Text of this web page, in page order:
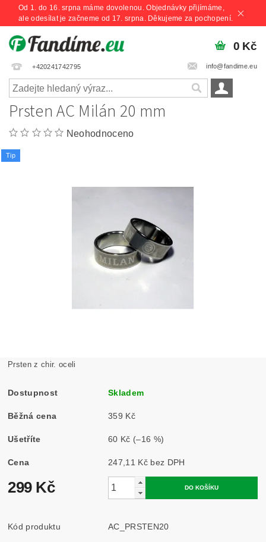
Od 1. do 16. srpna máme dovolenou. Objednávky přijímáme,
ale odesílat je začneme od 17. srpna. Děkujeme za pochopení.
+420241742795 info@fandime.eu
0 Kč
Prsten AC Milán 20 mm
Neohodnoceno
Tip
Prsten z chir. oceli
Dostupnost Skladem
Běžná cena 359 Kč
Ušetříte 60 Kč (–16 %)
Cena 247,11 Kč bez DPH
299 Kč
Kód produktu AC_PRSTEN20